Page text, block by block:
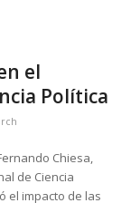
el
Política
Chiesa,
de Ciencia
el impacto de las